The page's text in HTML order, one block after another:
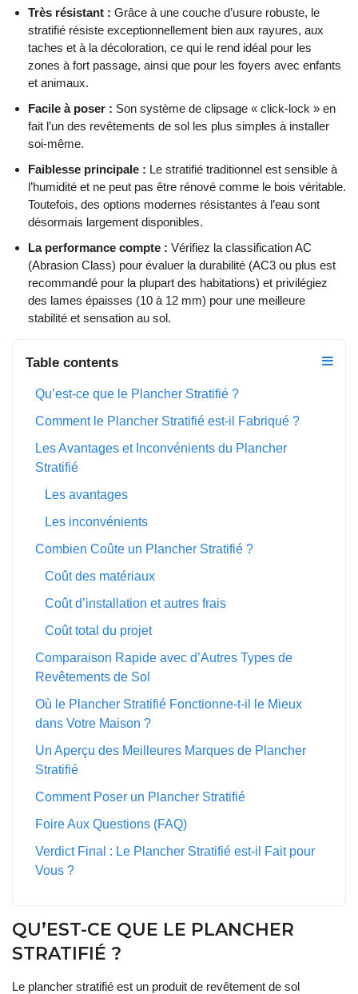
Très résistant : Grâce à une couche d’usure robuste, le
stratifié résiste exceptionnellement bien aux rayures, aux
taches et à la décoloration, ce qui le rend idéal pour les
zones à fort passage, ainsi que pour les foyers avec enfants
et animaux.
Facile à poser : Son système de clipsage « click-lock » en
fait l’un des revêtements de sol les plus simples à installer
soi-même.
Faiblesse principale : Le stratifié traditionnel est sensible à
l’humidité et ne peut pas être rénové comme le bois véritable.
Toutefois, des options modernes résistantes à l’eau sont
désormais largement disponibles.
La performance compte : Vérifiez la classification AC
(Abrasion Class) pour évaluer la durabilité (AC3 ou plus est
recommandé pour la plupart des habitations) et privilégiez
des lames épaisses (10 à 12 mm) pour une meilleure
stabilité et sensation au sol.
Table contents
Qu’est-ce que le Plancher Stratifié ?
Comment le Plancher Stratifié est-il Fabriqué ?
Les Avantages et Inconvénients du Plancher
Stratifié
Les avantages
Les inconvénients
Combien Coûte un Plancher Stratifié ?
Coût des matériaux
Coût d’installation et autres frais
Coût total du projet
Comparaison Rapide avec d’Autres Types de
Revêtements de Sol
Où le Plancher Stratifié Fonctionne-t-il le Mieux
dans Votre Maison ?
Un Aperçu des Meilleures Marques de Plancher
Stratifié
Comment Poser un Plancher Stratifié
Foire Aux Questions (FAQ)
Verdict Final : Le Plancher Stratifié est-il Fait pour
Vous ?
QU’EST-CE QUE LE PLANCHER
STRATIFIÉ ?
Le plancher stratifié est un produit de revêtement de sol